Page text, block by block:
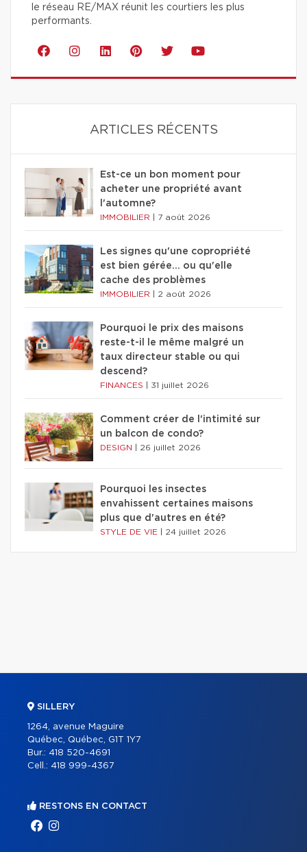
le réseau RE/MAX réunit les courtiers les plus
performants.
ARTICLES RÉCENTS
Est-ce un bon moment pour
acheter une propriété avant
l'automne?
IMMOBILIER 7 août 2026
Les signes qu'une copropriété
est bien gérée… ou qu'elle
cache des problèmes
IMMOBILIER 2 août 2026
Pourquoi le prix des maisons
reste-t-il le même malgré un
taux directeur stable ou qui
descend?
FINANCES 31 juillet 2026
Comment créer de l'intimité sur
un balcon de condo?
DESIGN 26 juillet 2026
Pourquoi les insectes
envahissent certaines maisons
plus que d'autres en été?
STYLE DE VIE 24 juillet 2026
SILLERY
1264, avenue Maguire
Québec, Québec, G1T 1Y7
Bur.: 418 520-4691
Cell.: 418 999-4367
RESTONS EN CONTACT